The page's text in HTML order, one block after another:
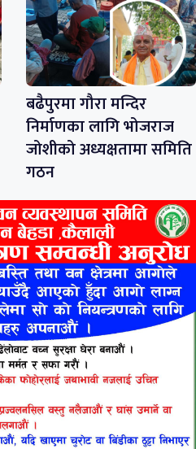
बढैपुरमा गौरा मन्दिर
निर्माणका लागि भोजराज
जोशीको अध्यक्षतामा समिति
गठन